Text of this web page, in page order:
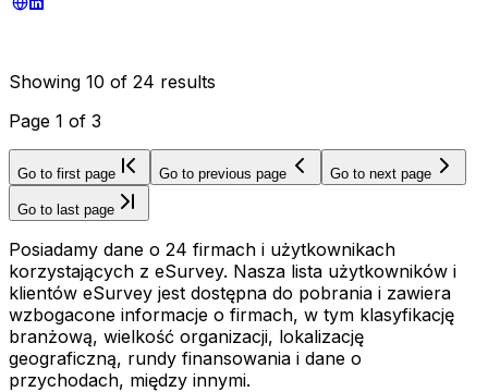
Showing 10 of 24 results
Page 1 of 3
Go to first page Go to previous page Go to next page
Go to last page
Posiadamy dane o 24 firmach i użytkownikach
korzystających z eSurvey. Nasza lista użytkowników i
klientów eSurvey jest dostępna do pobrania i zawiera
wzbogacone informacje o firmach, w tym klasyfikację
branżową, wielkość organizacji, lokalizację
geograficzną, rundy finansowania i dane o
przychodach, między innymi.